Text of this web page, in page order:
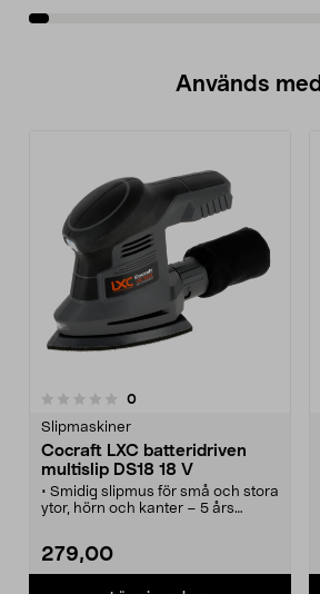
Används med
0recensioner
Slipmaskiner
Cocraft LXC batteridriven
multislip DS18 18 V
• Smidig slipmus för små och stora
ytor, hörn och kanter – 5 års
multislip med LED och batteridrift.
• Kompakt slipmaskin med
279,00
0.0 av 5 stjärnor